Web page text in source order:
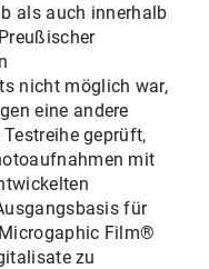
als auch innerhalb
nicht möglich war,
eine andere
geprüft,
mit
für
Film®
zu